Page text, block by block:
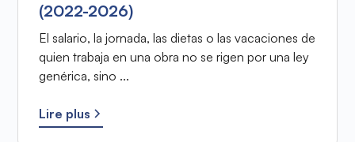
(2022-2026)
El salario, la jornada, las dietas o las vacaciones de
quien trabaja en una obra no se rigen por una ley
genérica, sino ...
Lire plus